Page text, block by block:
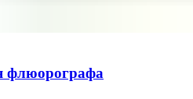
флюорографа